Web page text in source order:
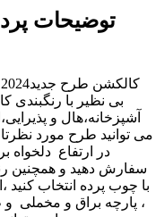
توضیحات
بی نظیر با رنگبندی
آشپزخانه،هال و
سفارش دهید و همچنین
با چوب پرده انتخاب کنید
، پارچه براق و مخملی